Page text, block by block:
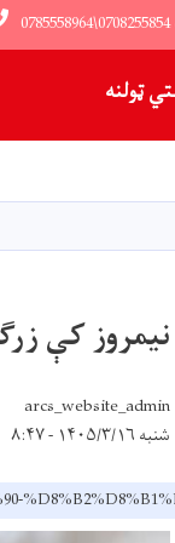
ټولنه
نیمروز کې
arcs_website_admin
شنبه ۱۴۰۵/۳/۱۶ - ۸:۴۷